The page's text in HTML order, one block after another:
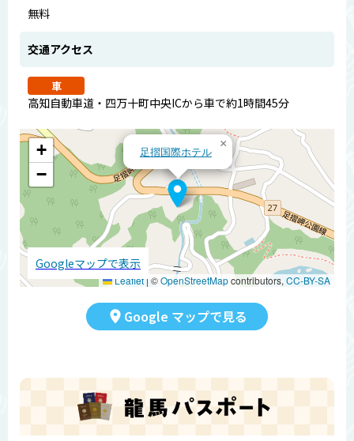
無料
交通アクセス
車
高知自動車道・四万十町中央ICから車で約1時間45分
足摺国際ホテル
×
+
−
Leaflet | ©OpenStreetMapcontributors, CC-BY-SA
Googleマップで表示
Google マップで見る